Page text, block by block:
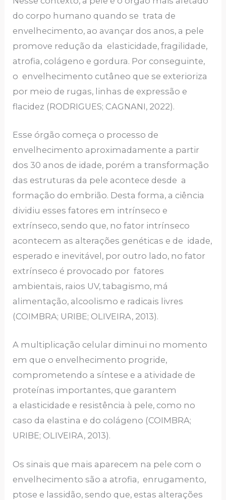
do corpo humano quando se trata de
envelhecimento, ao avançar dos anos, a pele
promove redução da elasticidade, fragilidade,
atrofia, colágeno e gordura. Por conseguinte,
o envelhecimento cutâneo que se exterioriza
por meio de rugas, linhas de expressão e
flacidez (RODRIGUES; CAGNANI, 2022).
Esse órgão começa o processo de
envelhecimento aproximadamente a partir
dos 30 anos de idade, porém a transformação
das estruturas da pele acontece desde a
formação do embrião. Desta forma, a ciência
dividiu esses fatores em intrínseco e
extrínseco, sendo que, no fator intrínseco
acontecem as alterações genéticas e de idade,
esperado e inevitável, por outro lado, no fator
extrínseco é provocado por fatores
ambientais, raios UV, tabagismo, má
alimentação, alcoolismo e radicais livres
(COIMBRA; URIBE; OLIVEIRA, 2013).
A multiplicação celular diminui no momento
em que o envelhecimento progride,
comprometendo a síntese e a atividade de
proteínas importantes, que garantem
a elasticidade e resistência à pele, como no
caso da elastina e do colágeno (COIMBRA;
URIBE; OLIVEIRA, 2013).
Os sinais que mais aparecem na pele com o
envelhecimento são a atrofia, enrugamento,
ptose e lassidão, sendo que, estas alterações